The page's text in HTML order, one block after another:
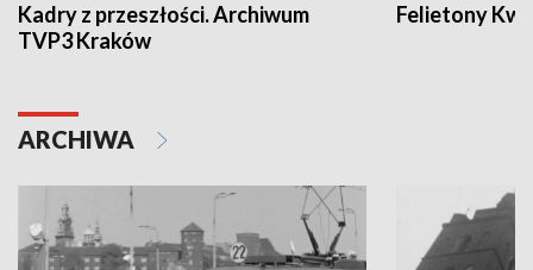
Kadry z przeszłości. Archiwum
TVP3 Kraków
Felietony
ARCHIWA